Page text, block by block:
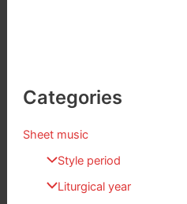
Categories
Sheet music
Style period
Liturgical year